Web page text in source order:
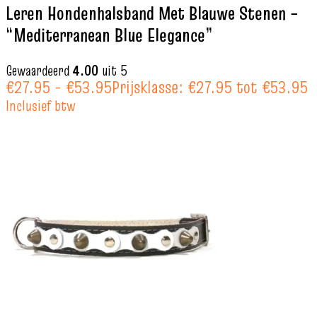
Leren Hondenhalsband Met Blauwe Stenen –
“Mediterranean Blue Elegance”
Gewaardeerd4.00 uit 5
€27.95 - €53.95Prijsklasse: €27.95 tot €53.95
Inclusief btw